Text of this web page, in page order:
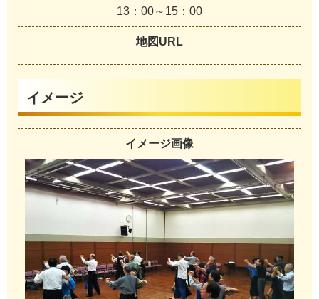
13 ： 00～ 15 ： 00
地図URL
イメージ
イメージ画像